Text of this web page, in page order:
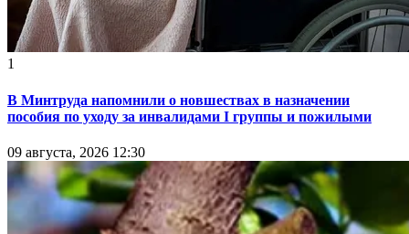
1
В Минтруда напомнили о новшествах в назначении
пособия по уходу за инвалидами I группы и пожилыми
09 августа, 2026 12:30